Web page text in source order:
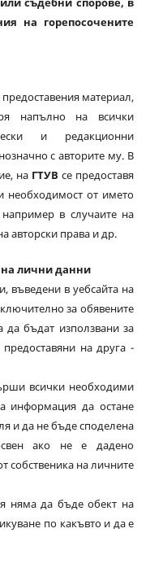
на горепосочените
материал,
напълно на всички
и редакционни
с авторите му. В
на ГТУВ се предоставя
необходимост от името
в случаите на
авторски права и др.
лични данни
в уебсайта на
за обявените
бъдат използвани за
на друга -
всички необходими
информация да остане
и да не бъде споделена
ако не е дадено
собственика на личните
да бъде обект на
по какъвто и да е